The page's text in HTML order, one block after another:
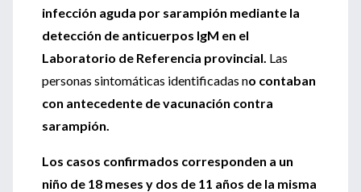
infección aguda por sarampión mediante la
detección de anticuerpos IgM en el
Laboratorio de Referencia provincial. Las
personas sintomáticas identificadas no contaban
con antecedente de vacunación contra
sarampión.
Los casos confirmados corresponden a un
niño de 18 meses y dos de 11 años de la misma